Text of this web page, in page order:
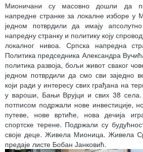
Мионичани су масовно дошли да
напредне странке за локалне изборе у
једном потврдили да имају
напредну странку и политику коју
локалног нивоа. Српска напредна
Политика председника Александра
политика развоја, бољи живот сваког
једном потврдили да смо сви заједно
који ради у интересу свих грађана на
у вароши, Бањи Врујци и свих 38 села.
потписом подржали нове инвестиције,
путеве, нове вртиће, нова дечија
спортске терене. Подржали су
своје деце. Живела Мионица. Живела
предаје листе Бобан Јанковић.